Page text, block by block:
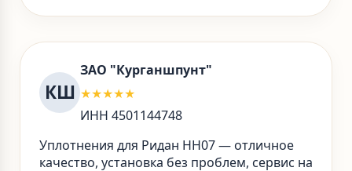
КШ
ЗАО "Курганшпунт"
★★★★★
ИНН 4501144748
Уплотнения для Ридан НН07 — отличное
качество, установка без проблем, сервис на